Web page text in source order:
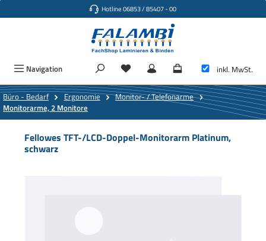
Hotline 06853 / 85407 - 00
Navigation inkl. MwSt.
Büro - Bedarf Ergonomie
Monitor- / Telefonarme
Monitorarme, 2 Monitore
Fellowes TFT-/LCD-Doppel-Monitorarm Platinum,
schwarz